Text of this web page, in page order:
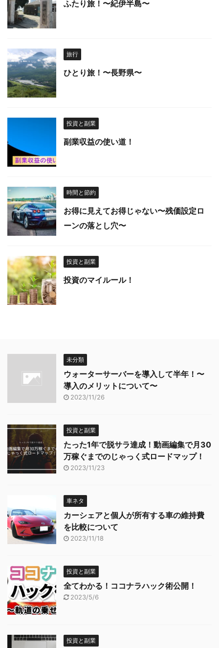
ふたり旅！〜紀伊半島〜
旅行
ひとり旅！〜長野県〜
投資と副業
副業収益の使い道！
時間と節約
お得に見えてお得じゃない〜残価設定ロ
ーンの落とし穴〜
投資と副業
投資のマイルール！
未分類
ウォーターサーバーを導入して半年！〜
導入のメリットについて〜
2023/11/26
投資と副業
たった1年で脱サラ達成！動画編集で月30
万稼ぐまでのじゃっく式ロードマップ！
2023/11/23
車ネタ
カーシェアと個人が所有する車の維持費
を比較について
2023/11/18
投資と副業
全てわかる！ココナラハック術公開！
2023/5/6
投資と副業